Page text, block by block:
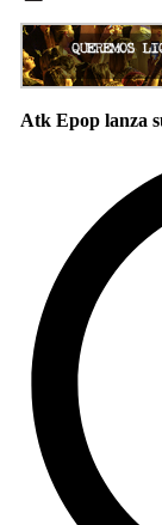
Atk Epop lanza